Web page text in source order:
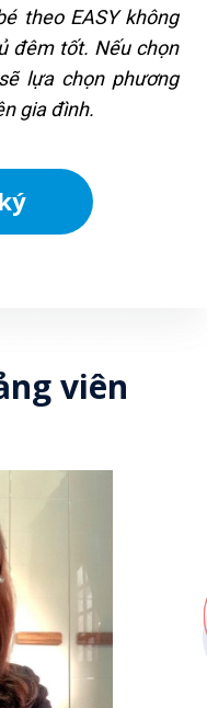
theo EASY không
đêm tốt. Nếu chọn
lựa chọn phương
gia đình.
viên